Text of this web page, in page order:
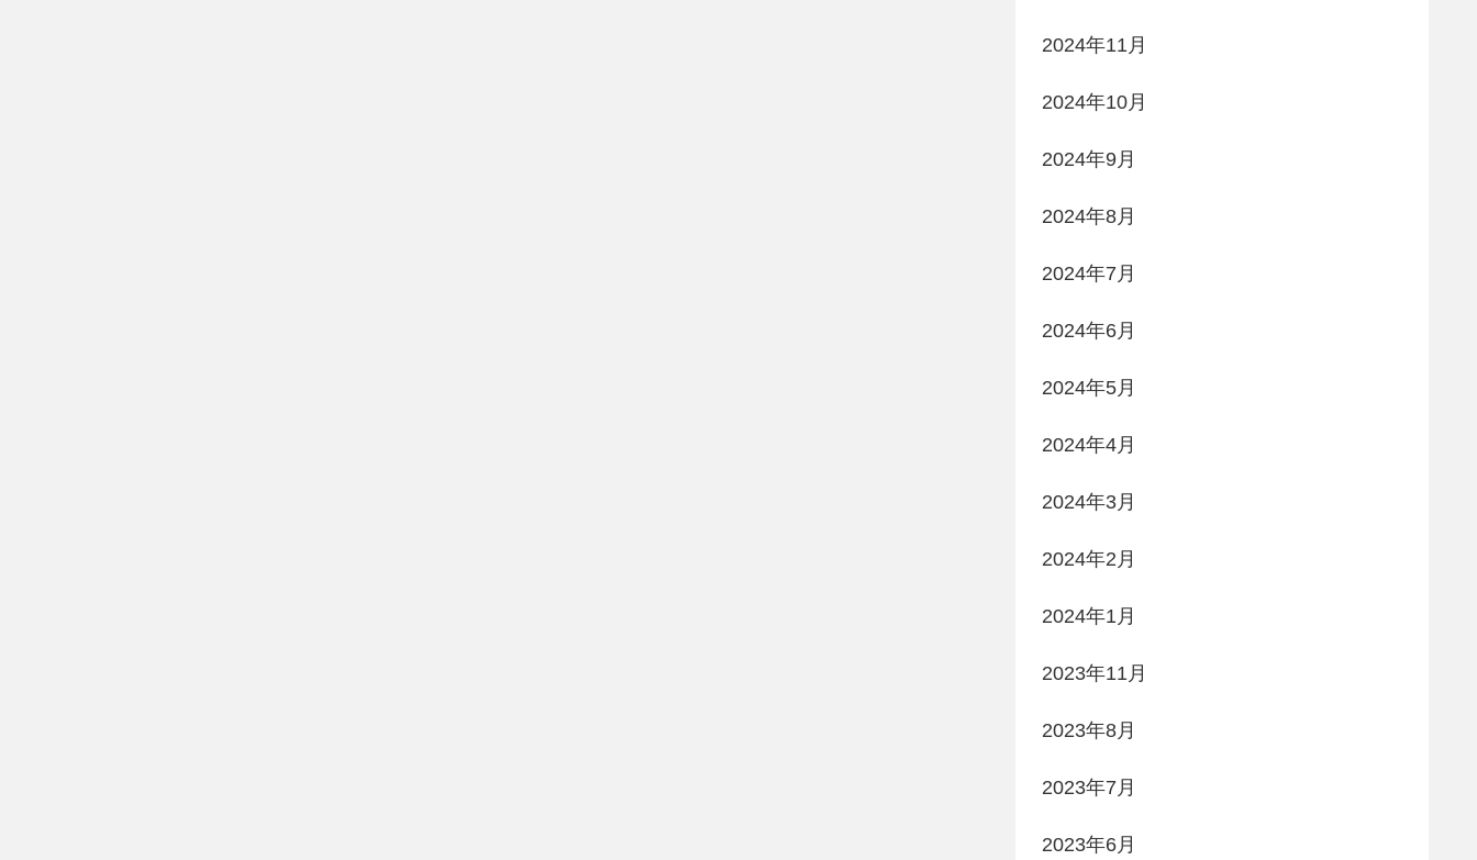
2024年11月
2024年10月
2024年9月
2024年8月
2024年7月
2024年6月
2024年5月
2024年4月
2024年3月
2024年2月
2024年1月
2023年11月
2023年8月
2023年7月
2023年6月